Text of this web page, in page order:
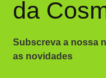
da
Subscreva a nossa
as novidades